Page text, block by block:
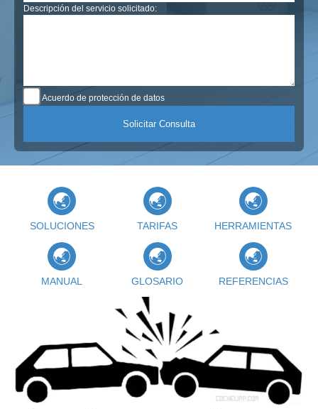
Descripción del servicio solicitado:
Acuerdo de protección de datos
SOLUCIONES TARIFAS HERRAMIENTAS
MANUAL GLOSARIO REFERENCIAS